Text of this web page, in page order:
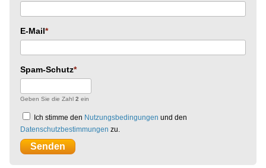
E-Mail
Spam-Schutz
Geben Sie die Zahl 2 ein
Ich stimme den Nutzungsbedingungen und den
Datenschutzbestimmungen zu.